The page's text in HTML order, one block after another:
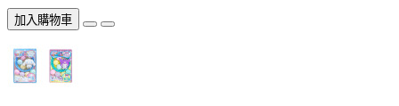
加入購物車